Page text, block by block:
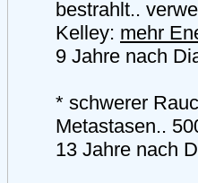
bestrahlt..
Kelley: mehr
9 Jahre nach
* schwerer
Metastasen..
13 Jahre nach